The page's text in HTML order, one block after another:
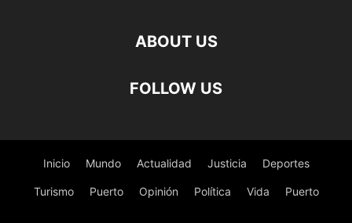
ABOUT US
FOLLOW US
Inicio Mundo Actualidad Justicia Deportes
Turismo Puerto Opinión Política Vida Puerto